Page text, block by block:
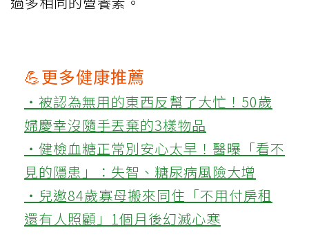
💪更多健康推薦
‧被認為無用的東西反幫了大忙！50歲
婦慶幸沒隨手丟棄的3樣物品
‧健檢血糖正常別安心太早！醫曝「看不
見的隱患」：失智、糖尿病風險大增
‧兒邀84歲寡母搬來同住「不用付房租
還有人照顧」1個月後幻滅心寒